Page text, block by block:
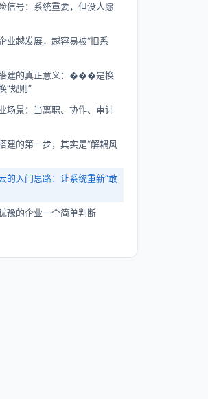
信号：系统重要，但没人愿
业越发展，越容易被“旧系
建的真正意义：���是换
“规则”
场景：当离职、协作、审计
建的第一步，其实是“解耦风
的入门思路：让系统重新“敢
豫的企业一个简单判断